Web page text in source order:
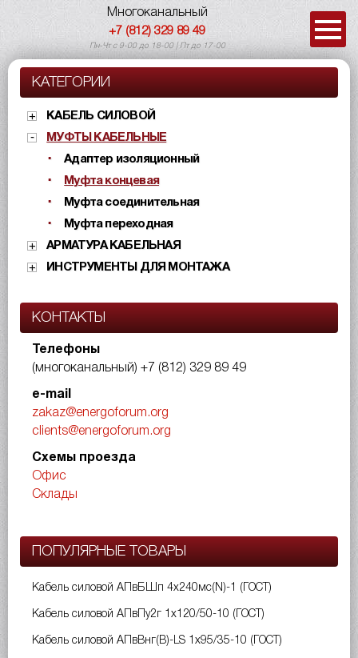
Многоканальный
+7 (812) 329 89 49
Пн-Чт с 9-00 до 18-00 | Пт до 17-00
КАТЕГОРИИ
КАБЕЛЬ СИЛОВОЙ
МУФТЫ КАБЕЛЬНЫЕ
Адаптер изоляционный
Муфта концевая
Муфта соединительная
Муфта переходная
АРМАТУРА КАБЕЛЬНАЯ
ИНСТРУМЕНТЫ ДЛЯ МОНТАЖА
КОНТАКТЫ
Телефоны
(многоканальный) +7 (812) 329 89 49
e-mail
zakaz@energoforum.org
clients@energoforum.org
Схемы проезда
Офис
Склады
ПОПУЛЯРНЫЕ ТОВАРЫ
Кабель силовой АПвБШп 4х240мс(N)-1 (ГОСТ)
Кабель силовой АПвПу2г 1х120/50-10 (ГОСТ)
Кабель силовой АПвВнг(B)-LS 1х95/35-10 (ГОСТ)